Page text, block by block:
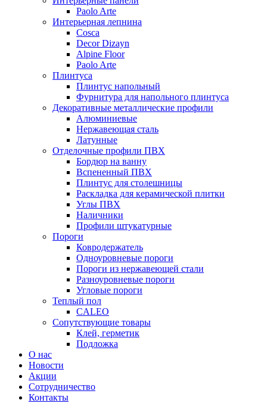
Paolo Arte
Интерьерная лепнина
Cosca
Decor Dizayn
Alpine Floor
Paolo Arte
Плинтуса
Плинтус напольный
Фурнитура для напольного плинтуса
Декоративные металлические профили
Алюминиевые
Нержавеющая сталь
Латунные
Отделочные профили ПВХ
Бордюр на ванну
Вспененный ПВХ
Плинтус для столешницы
Раскладка для керамической плитки
Углы ПВХ
Наличники
Профили штукатурные
Пороги
Ковродержатель
Одноуровневые пороги
Пороги из нержавеющей стали
Разноуровневые пороги
Угловые пороги
Теплый пол
CALEO
Сопутствующие товары
Клей, герметик
Подложка
О нас
Новости
Акции
Сотрудничество
Контакты